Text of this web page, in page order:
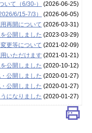
いて（6/30-）
(2026-06-25)
6/15-7/3）
(2026-06-05)
再開について (2026-03-31)
公開しました (2023-03-29)
更等について (2021-02-09)
いただけます(2021-01-21)
公開しました (2020-10-12)
公開しました (2020-01-27)
公開しました (2020-01-27)
になりました (2020-01-27)